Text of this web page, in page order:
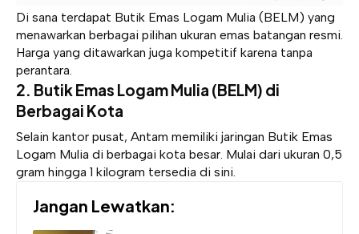
Di sana terdapat Butik Emas Logam Mulia (BELM) yang
menawarkan berbagai pilihan ukuran emas batangan resmi.
Harga yang ditawarkan juga kompetitif karena tanpa
perantara.
2. Butik Emas Logam Mulia (BELM) di
Berbagai Kota
Selain kantor pusat, Antam memiliki jaringan Butik Emas
Logam Mulia di berbagai kota besar. Mulai dari ukuran 0,5
gram hingga 1 kilogram tersedia di sini.
Jangan Lewatkan: